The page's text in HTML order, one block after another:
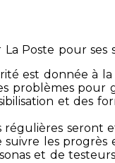
Poste pour
est donnée à
problèmes pour
et des
seront
les progrès
et de